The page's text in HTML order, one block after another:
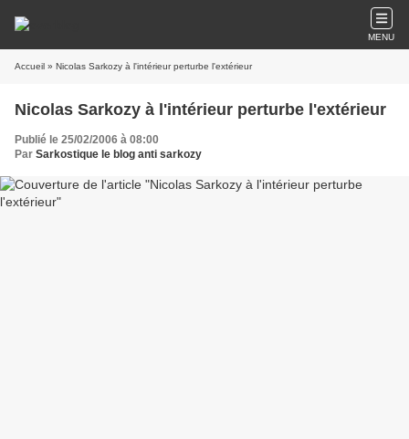
MENU
Accueil » Nicolas Sarkozy à l'intérieur perturbe l'extérieur
Nicolas Sarkozy à l'intérieur perturbe l'extérieur
Publié le 25/02/2006 à 08:00
Par Sarkostique le blog anti sarkozy